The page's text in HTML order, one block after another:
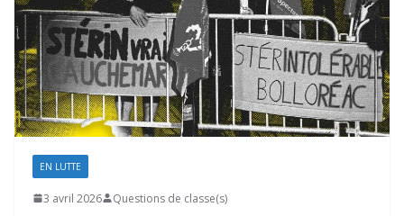
EN LUTTE
3 avril 2026 Questions de classe(s)